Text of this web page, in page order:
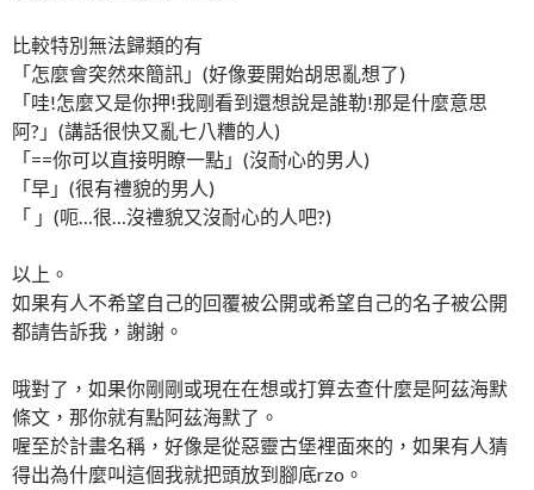
比較特別無法歸類的有
「怎麼會突然來簡訊」(好像要開始胡思亂想了)
「哇!怎麼又是你押!我剛看到還想說是誰勒!那是什麼意思
阿?」(講話很快又亂七八糟的人)
「==你可以直接明瞭一點」(沒耐心的男人)
「早」(很有禮貌的男人)
「 」(呃…很…沒禮貌又沒耐心的人吧?)
以上。
如果有人不希望自己的回覆被公開或希望自己的名子被公開
都請告訴我，謝謝。
哦對了，如果你剛剛或現在在想或打算去查什麼是阿茲海默
條文，那你就有點阿茲海默了。
喔至於計畫名稱，好像是從惡靈古堡裡面來的，如果有人猜
得出為什麼叫這個我就把頭放到腳底rzo。